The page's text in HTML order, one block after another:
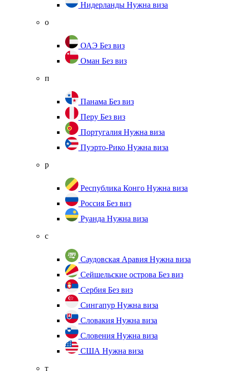
Нидерланды Нужна виза
о
ОАЭ Без виз
Оман Без виз
п
Панама Без виз
Перу Без виз
Португалия Нужна виза
Пуэрто-Рико Нужна виза
р
Республика Конго Нужна виза
Россия Без виз
Руанда Нужна виза
с
Саудовская Аравия Нужна виза
Сейшельские острова Без виз
Сербия Без виз
Сингапур Нужна виза
Словакия Нужна виза
Словения Нужна виза
США Нужна виза
т